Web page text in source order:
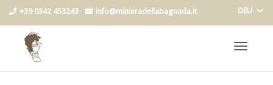
+39 0342 453243 info@minieradellabagnada.it DEU
Toggle